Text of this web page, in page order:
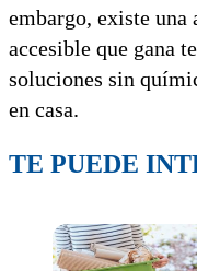
embargo, existe
accesible que gana
soluciones sin
en casa.
TE PUEDE